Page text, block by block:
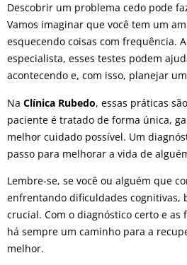
Descobrir um problema cedo pode
Vamos imaginar que você tem um
esquecendo coisas com frequência.
especialista, esses testes podem
acontecendo e, com isso, planejar
Na Clínica Rubedo, essas práticas
paciente é tratado de forma única,
melhor cuidado possível. Um
passo para melhorar a vida de
Lembre-se, se você ou alguém que
enfrentando dificuldades cognitivas,
crucial. Com o diagnóstico certo e as
há sempre um caminho para a
melhor.